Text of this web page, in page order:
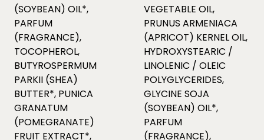
(SOYBEAN) OIL*,
PARFUM
(FRAGRANCE),
TOCOPHEROL,
BUTYROSPERMUM
PARKII (SHEA)
BUTTER*, PUNICA
GRANATUM
(POMEGRANATE)
FRUIT EXTRACT*,
VEGETABLE OIL,
PRUNUS ARMENIACA
(APRICOT) KERNEL OIL,
HYDROXYSTEARIC /
LINOLENIC / OLEIC
POLYGLYCERIDES,
GLYCINE SOJA
(SOYBEAN) OIL*,
PARFUM
(FRAGRANCE),